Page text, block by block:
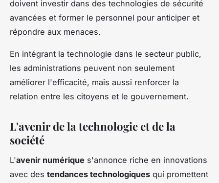
doivent investir dans des technologies de sécurité
avancées et former le personnel pour anticiper et
répondre aux menaces.
En intégrant la technologie dans le secteur public,
les administrations peuvent non seulement
améliorer l'efficacité, mais aussi renforcer la
relation entre les citoyens et le gouvernement.
L'avenir de la technologie et de la
société
L'avenir numérique s'annonce riche en innovations
avec des tendances technologiques qui promettent